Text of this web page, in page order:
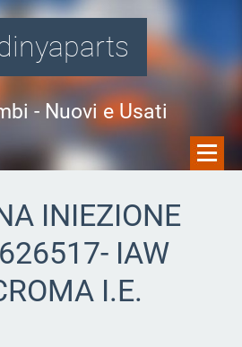
- Nuovi e Usati
INIEZIONE
IAW
I.E.